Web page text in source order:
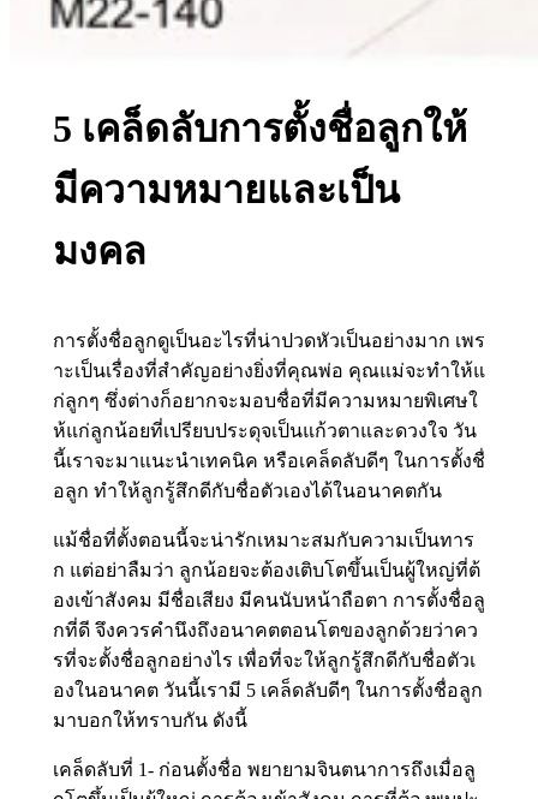
5 เคล็ดลับการตั้งชื่อลูกให้
มีความหมายและเป็น
มงคล
การตั้งชื่อลูกดูเป็นอะไรที่น่าปวดหัวเป็นอย่างมาก เพร
าะเป็นเรื่องที่สำคัญอย่างยิ่งที่คุณพ่อ คุณแม่จะทำให้แ
ก่ลูกๆ ซึ่งต่างก็อยากจะมอบชื่อที่มีความหมายพิเศษใ
ห้แก่ลูกน้อยที่เปรียบประดุจเป็นแก้วตาและดวงใจ วัน
นี้เราจะมาแนะนำเทคนิค หรือเคล็ดลับดีๆ ในการตั้งชื่
อลูก ทำให้ลูกรู้สึกดีกับชื่อตัวเองได้ในอนาคตกัน
แม้ชื่อที่ตั้งตอนนี้จะน่ารักเหมาะสมกับความเป็นทาร
ก แต่อย่าลืมว่า ลูกน้อยจะต้องเติบโตขึ้นเป็นผู้ใหญ่ที่ต้
องเข้าสังคม มีชื่อเสียง มีคนนับหน้าถือตา การตั้งชื่อลู
กที่ดี จึงควรคำนึงถึงอนาคตตอนโตของลูกด้วยว่าคว
รที่จะตั้งชื่อลูกอย่างไร เพื่อที่จะให้ลูกรู้สึกดีกับชื่อตัวเ
องในอนาคต วันนี้เรามี 5 เคล็ดลับดีๆ ในการตั้งชื่อลูก
มาบอกให้ทราบกัน ดังนี้
เคล็ดลับที่ 1- ก่อนตั้งชื่อ พยายามจินตนาการถึงเมื่อลู